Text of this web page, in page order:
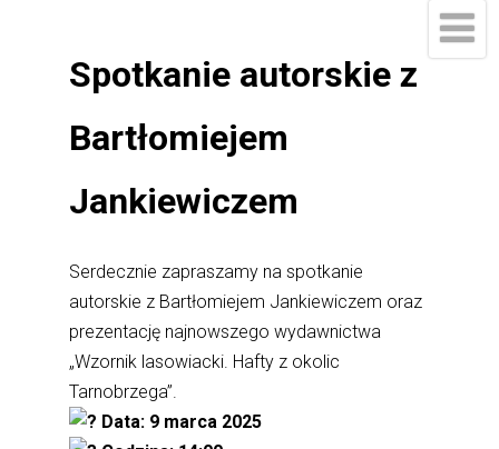
Spotkanie autorskie z
Bartłomiejem
Jankiewiczem
Serdecznie zapraszamy na spotkanie
autorskie z Bartłomiejem Jankiewiczem oraz
prezentację najnowszego wydawnictwa
„Wzornik lasowiacki. Hafty z okolic
Tarnobrzega”.
Data: 9 marca 2025